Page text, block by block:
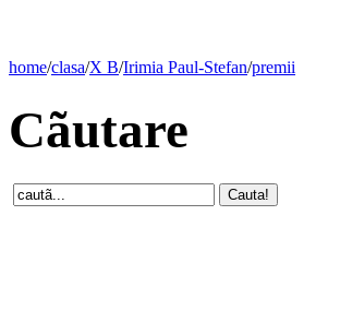
home/clasa/X B/Irimia Paul-Stefan/premii
Cãutare